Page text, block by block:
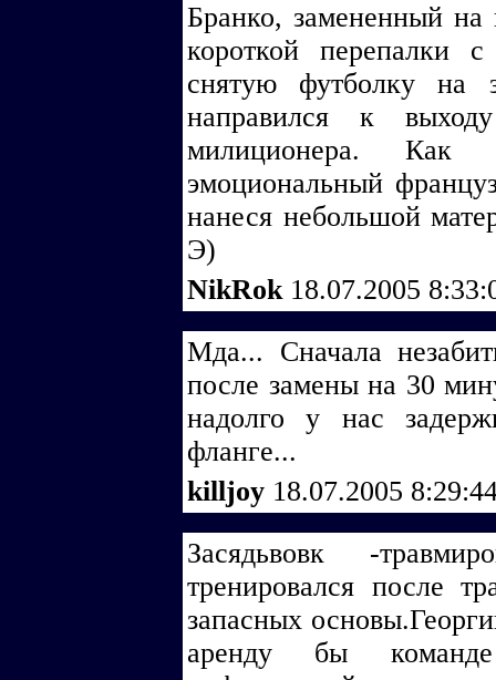
Бранко, замененный на
короткой перепалки
снятую футболку на
направился к
милиционера. Как
эмоциональный
нанеся небольшой
Э)
NikRok 18.07.2005
Мда... Сначала
после замены на 30
надолго у нас
фланге...
killjoy 18.07.2005
Засядьвовк -
тренировался после
запасных
аренду бы